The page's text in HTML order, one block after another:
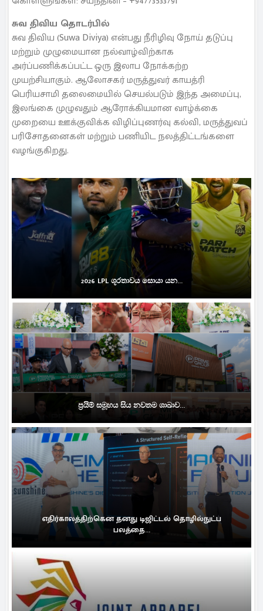
சுவ திவிய தொடர்பில்
சுவ திவிய (Suwa Diviya) என்பது நீரிழிவு நோய் தடுப்பு
மற்றும் முழுமையான நல்வாழ்விற்காக
அர்ப்பணிக்கப்பட்ட ஒரு இலாப நோக்கற்ற
முயற்சியாகும். ஆலோசகர் மருத்துவர் காயத்ரி
பெரியசாமி தலைமையில் செயல்படும் இந்த அமைப்பு,
இலங்கை முழுவதும் ஆரோக்கியமான வாழ்க்கை
முறையை ஊக்குவிக்க விழிப்புணர்வு கல்வி, மருத்துவப்
பரிசோதனைகள் மற்றும் பணியிட நலத்திட்டங்களை
வழங்குகிறது.
2026 LPL ශූරතාවය සොයා යන...
ප්‍රයිම් සමූහය සිය නවතම ශාඛාව...
எதிர்காலத்திற்கென தனது டிஜிட்டல் தொழில்நுட்ப
பலத்தை...